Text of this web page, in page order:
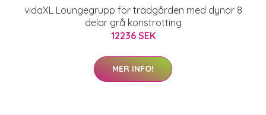
vidaXL Loungegrupp för trädgården med dynor 8
delar grå konstrotting
12236 SEK
MER INFO!